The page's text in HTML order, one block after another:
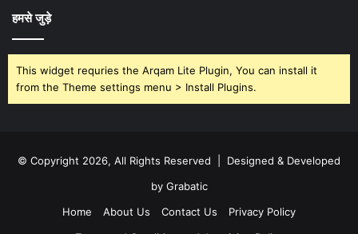
हमसे जुड़े
This widget requries the Arqam Lite Plugin, You can install it
from the Theme settings menu > Install Plugins.
© Copyright 2026, All Rights Reserved | Designed & Developed
by Grabatic
Home
About Us Contact Us
Privacy Policy